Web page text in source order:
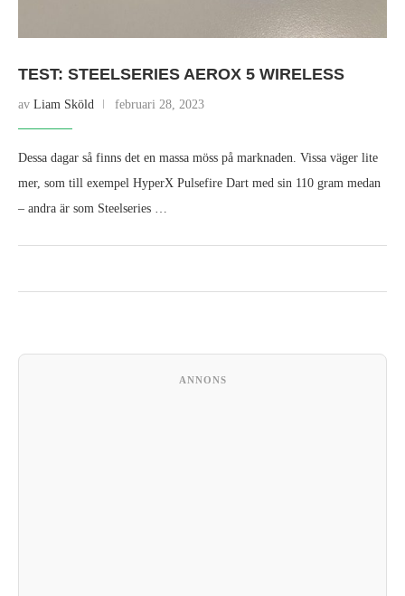
TEST: STEELSERIES AEROX 5 WIRELESS
av Liam Sköld februari 28, 2023
Dessa dagar så finns det en massa möss på marknaden. Vissa väger lite
mer, som till exempel HyperX Pulsefire Dart med sin 110 gram medan
– andra är som Steelseries …
ANNONS